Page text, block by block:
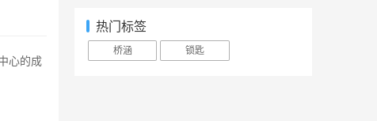
热门标签
桥涵 锁匙